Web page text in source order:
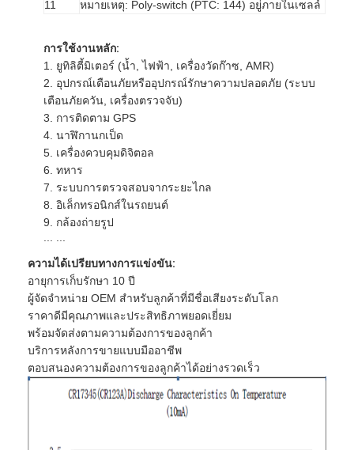
บ้าน
สินค้า
เกี่ยวกับเรา
ทัวร์โรงงาน
ควบคุมคุณภาพ
11 หมายเหตุ: Poly-switch (PTC: 144) อยู่ภายในเซลล์
การใช้งานหลัก:
1. ยูทิลิตี้มิเตอร์ (น้ำ, ไฟฟ้า, เครื่องวัดก๊าซ, AMR)
2. อุปกรณ์เตือนภัยหรืออุปกรณ์รักษาความปลอดภัย (ระบบ
เตือนภัยควัน, เครื่องตรวจจับ)
3. การติดตาม GPS
4. นาฬิกานกเป็ด
5. เครื่องควบคุมดิจิตอล
6. ทหาร
7. ระบบการตรวจสอบจากระยะไกล
8. อิเล็กทรอนิกส์ในรถยนต์
9. กล้องถ่ายรูป
ความได้เปรียบทางการแข่งขัน:
อายุการเก็บรักษา 10 ปี
ผู้จัดจำหน่าย OEM สำหรับลูกค้าที่มีชื่อเสียงระดับโลก
ราคาดีมีคุณภาพและประสิทธิภาพยอดเยี่ยม
พร้อมจัดส่งตามความต้องการของลูกค้า
บริการหลังการขายแบบมืออาชีพ
ตอบสนองความต้องการของลูกค้าได้อย่างรวดเร็ว